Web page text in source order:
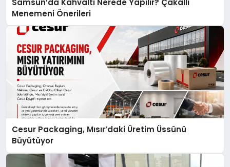
Samsun’da Kahvaltı Nerede Yapılır? Çakallı
Menemeni Önerileri
Cesur Packaging, Mısır’daki Üretim Üssünü
Büyütüyor